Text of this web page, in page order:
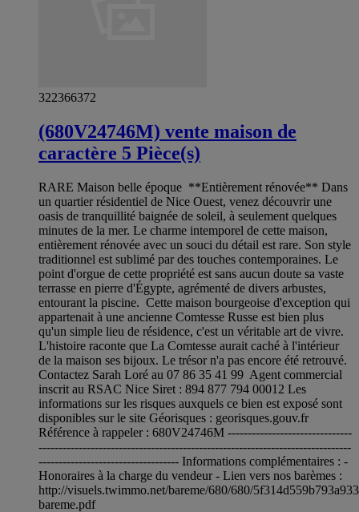
322366372
(680V24746M) vente maison de
caractère 5 Pièce(s)
RARE Maison belle époque **Entièrement rénovée** Dans
un quartier résidentiel de Nice Ouest, venez découvrir une
oasis de tranquillité baignée de soleil, à seulement quelques
minutes de la mer. Le charme intemporel de cette maison,
entièrement rénovée avec un souci du détail est rare. Son style
traditionnel est sublimé par des touches contemporaines. Le
point d'orgue de cette propriété est sans aucun doute sa vaste
terrasse en pierre d'Égypte, agrémenté de divers arbustes,
entourant la piscine. Cette maison bourgeoise d'exception qui
appartenait à une ancienne Comtesse Russe est bien plus
qu'un simple lieu de résidence, c'est un véritable art de vivre.
L'histoire raconte que La Comtesse aurait caché à l'intérieur
de la maison ses bijoux. Le trésor n'a pas encore été retrouvé.
Contactez Sarah Loré au 07 86 35 41 99 Agent commercial
inscrit au RSAC Nice Siret : 894 877 794 00012 Les
informations sur les risques auxquels ce bien est exposé sont
disponibles sur le site Géorisques : georisques.gouv.fr
Référence à rappeler : 680V24746M -------------------------------
------------------------------------------------------------------------------
----------------------------------- Informations complémentaires : -
Honoraires à la charge du vendeur - Lien vers nos barèmes :
http://visuels.twimmo.net/bareme/680/680/
bareme.pdf